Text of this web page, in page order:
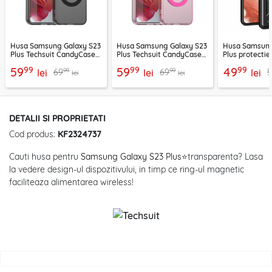
Husa Samsung Galaxy S23
Plus Techsuit CandyCase
5999 lei 6999 lei
Husa Samsung Galaxy S23
Plus Techsuit CandyCase
5999 lei 6999 lei
Husa
Plus
negru
4999 lei
DETALII SI PROPRIETATI
Cod produs: KF2324737
Cauti husa pentru Samsung Galaxy S23 Plus⭐transparenta? Lasa
la vedere design-ul dispozitivului, in timp ce ring-ul magnetic
faciliteaza alimentarea wireless!